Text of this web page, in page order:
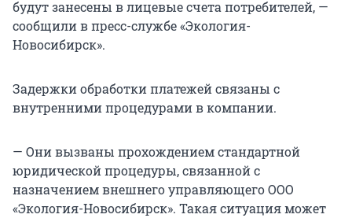
будут занесены в лицевые счета потребителей, —
сообщили в пресс-службе «Экология-
Новосибирск».
Задержки обработки платежей связаны с
внутренними процедурами в компании.
— Они вызваны прохождением стандартной
юридической процедуры, связанной с
назначением внешнего управляющего ООО
«Экология-Новосибирск». Такая ситуация может